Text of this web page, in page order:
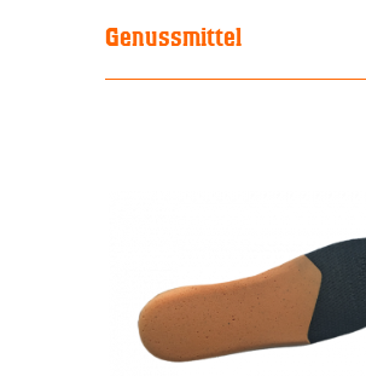
Genussmittel